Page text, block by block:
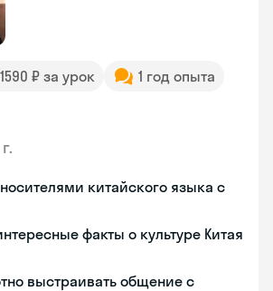
₽ за урок
1 год опыта
носителями китайского языка с
факты о культуре Китая
выстраивать общение с